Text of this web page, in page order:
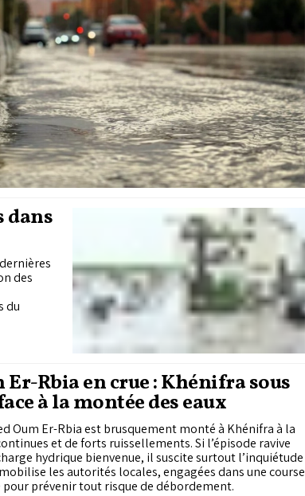
dans
des
du
Er-Rbia en crue : Khénifra sous
à la montée des eaux
Oum Er-Rbia est brusquement monté à Khénifra à la
et de forts ruissellements. Si l’épisode ravive
hydrique bienvenue, il suscite surtout l’inquiétude
les autorités locales, engagées dans une course
prévenir tout risque de débordement.